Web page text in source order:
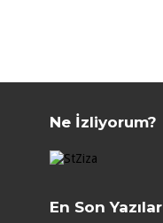
Ne İzliyorum?
En Son Yazılar